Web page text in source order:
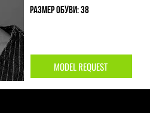
Размер обуви: 38
MODEL REQUEST